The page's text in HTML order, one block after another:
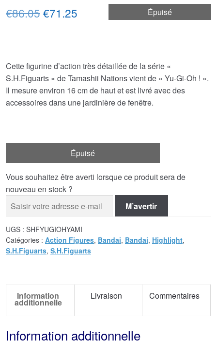
Épuisé
€86.05Le
était :
€86.05.
€71.25
est :
€71.25.
Cette figurine d’action très détaillée de la série «
S.H.Figuarts » de Tamashii Nations vient de « Yu-Gi-Oh ! ».
Il mesure environ 16 cm de haut et est livré avec des
accessoires dans une jardinière de fenêtre.
Épuisé
Vous souhaitez être averti lorsque ce produit sera de
nouveau en stock ?
M’avertir
UGS : SHFYUGIOHYAMI
Catégories : Action Figures, Bandai, Bandai, Highlight,
S.H.Figuarts, S.H.Figuarts
Information
additionnelle
Livraison Commentaires
Information additionnelle